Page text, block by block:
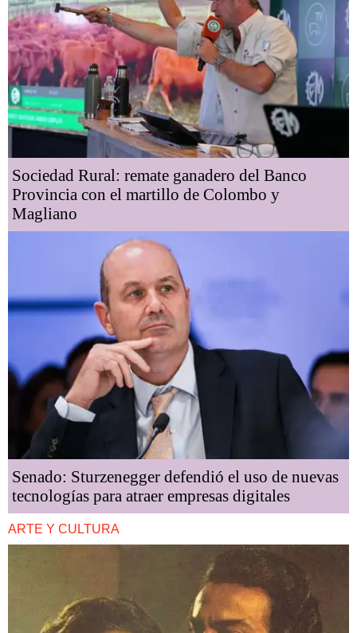
Sociedad Rural: remate ganadero del Banco
Provincia con el martillo de Colombo y
Magliano
Senado: Sturzenegger defendió el uso de nuevas
tecnologías para atraer empresas digitales
ARTE Y CULTURA